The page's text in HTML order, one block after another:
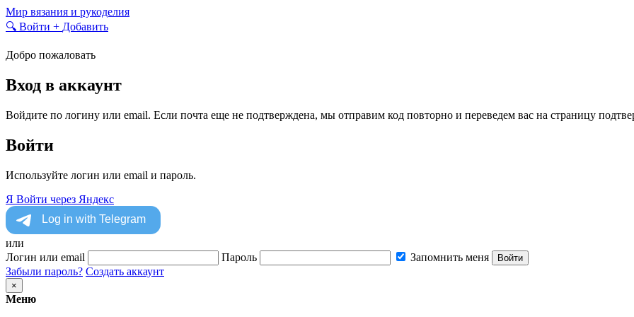
Skip
to
Мир вязания и рукоделия
🔍 Войти + Добавить
Добро пожаловать
Вход в аккаунт
Войдите по логину или email. Если почта еще не подтверждена, мы отправим код повторно и переведем вас на страницу
Войти
Используйте логин или email и пароль.
Я Войти через Яндекс
или
Логин или email
Пароль Запомнить меня Войти
Забыли пароль? Создать аккаунт
×
Меню